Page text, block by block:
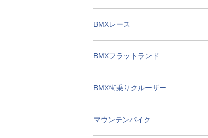
BMXレース
BMXフラットランド
BMX街乗りクルーザー
マウンテンバイク